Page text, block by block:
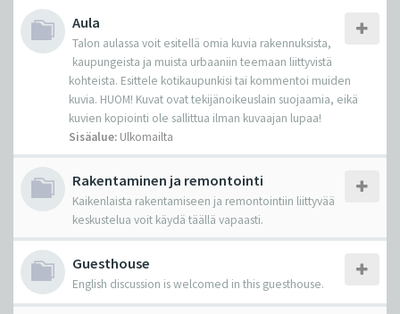
Aula
Talon aulassa voit esitellä omia kuvia rakennuksista,
kaupungeista ja muista urbaaniin teemaan liittyvistä
kohteista. Esittele kotikaupunkisi tai kommentoi muiden
kuvia. HUOM! Kuvat ovat tekijänoikeuslain suojaamia, eikä
kuvien kopiointi ole sallittua ilman kuvaajan lupaa!
Sisäalue: Ulkomailta
Rakentaminen ja remontointi
Kaikenlaista rakentamiseen ja remontointiin liittyvää
keskustelua voit käydä täällä vapaasti.
Guesthouse
English discussion is welcomed in this guesthouse.